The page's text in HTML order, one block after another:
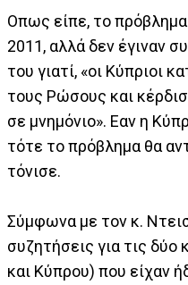
Οπως είπε, το
2011, αλλά δεν έγιναν
του γιατί, «οι Κύπριοι
τους Ρώσους και
σε μνημόνιο». Εαν η
τότε το πρόβλημα θα
τόνισε.
Σύμφωνα με τον κ.
συζητήσεις για τις
και Κύπρου) που είχαν